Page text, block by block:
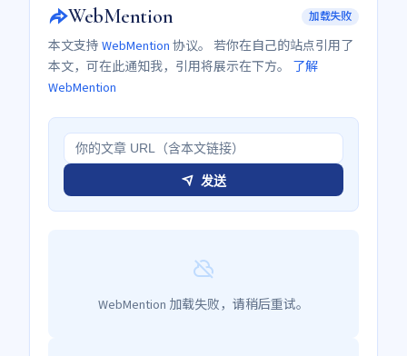
WebMention 加载失败
本文支持 WebMention 协议。 若你在自己的站点引用了
本文，可在此通知我，引用将展示在下方。 了解
WebMention
发送
WebMention 加载失败，请稍后重试。